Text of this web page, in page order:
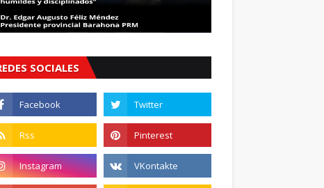
SOCIALES